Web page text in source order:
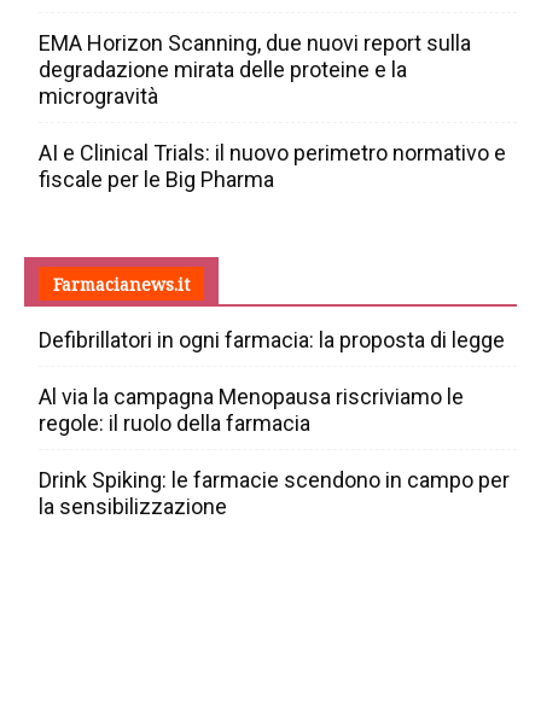
EMA Horizon Scanning, due nuovi report sulla
degradazione mirata delle proteine e la
microgravità
AI e Clinical Trials: il nuovo perimetro normativo e
fiscale per le Big Pharma
Farmacianews.it
Defibrillatori in ogni farmacia: la proposta di legge
Al via la campagna Menopausa riscriviamo le
regole: il ruolo della farmacia
Drink Spiking: le farmacie scendono in campo per
la sensibilizzazione